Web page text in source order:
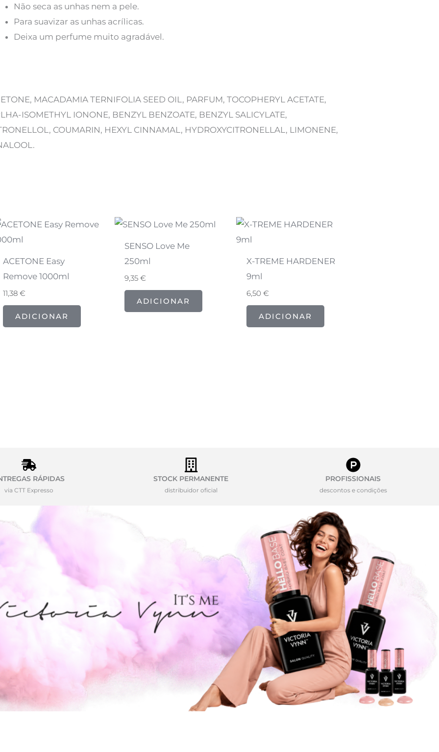
Não seca as unhas nem a pele.
Para suavizar as unhas acrílicas.
Deixa um perfume muito agradável.
MACADAMIA TERNIFOLIA SEED OIL, PARFUM, TOCOPHERYL ACETATE,
ISOMETHYL IONONE, BENZYL BENZOATE, BENZYL SALICYLATE,
COUMARIN, HEXYL CINNAMAL, HYDROXYCITRONELLAL, LIMONENE,
ACETONE Easy
Remove 1000ml
11,38€
ADICIONAR
SENSO Love Me
250ml
9,35€
ADICIONAR
X-TREME HARDENER
9ml
6,50 €
ADICIONAR
RÁPIDAS
via CTT Expresso
STOCK PERMANENTE
distribuidor oficial
PROFISSIONAIS
descontos e condições